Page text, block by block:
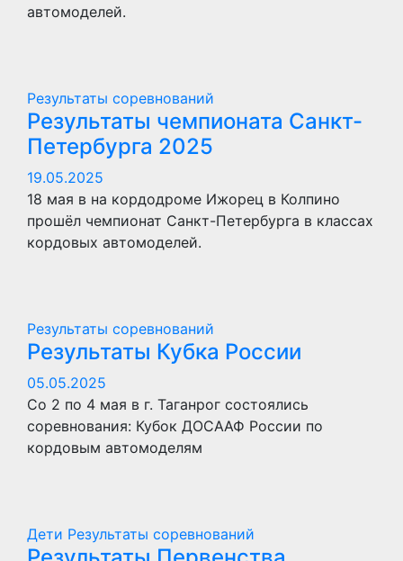
автомоделей.
Результаты соревнований
Результаты чемпионата Санкт-
Петербурга 2025
19.05.2025
18 мая в на кордодроме Ижорец в Колпино
прошёл чемпионат Санкт-Петербурга в классах
кордовых автомоделей.
Результаты соревнований
Результаты Кубка России
05.05.2025
Со 2 по 4 мая в г. Таганрог состоялись
соревнования: Кубок ДОСААФ России по
кордовым автомоделям
Дети Результаты соревнований